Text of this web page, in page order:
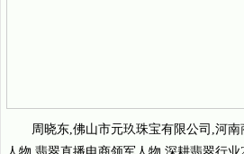
周晓东,佛山市元玖珠宝有限公司,河